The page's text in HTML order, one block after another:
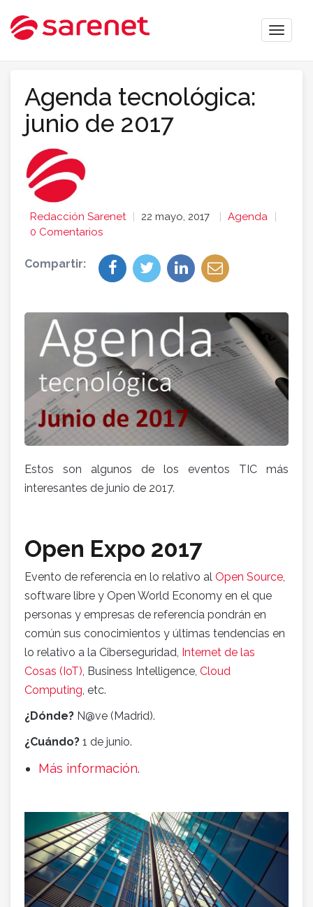
Toggle
Agenda tecnológica:
junio de 2017
Redacción Sarenet 22 mayo, 2017
Agenda
0 Comentarios
Compartir:
Estos son algunos de los eventos TIC más
interesantes de junio de 2017.
Open Expo 2017
Evento de referencia en lo relativo al Open Source,
software libre y Open World Economy en el que
personas y empresas de referencia pondrán en
común sus conocimientos y últimas tendencias en
lo relativo a la Ciberseguridad, Internet de las
Cosas (IoT), Business Intelligence, Cloud
Computing, etc.
¿Dónde? N@ve (Madrid).
¿Cuándo? 1 de junio.
Más información.